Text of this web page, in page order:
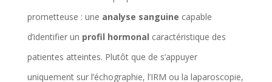
prometteuse : une analyse sanguine capable
d’identifier un profil hormonal caractéristique des
patientes atteintes. Plutôt que de s’appuyer
uniquement sur l’échographie, l’IRM ou la laparoscopie,